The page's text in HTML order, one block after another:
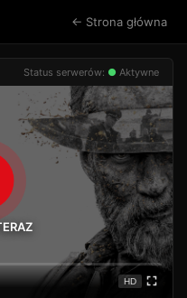
← Strona główna
Status serwerów: ● Aktywne
HD